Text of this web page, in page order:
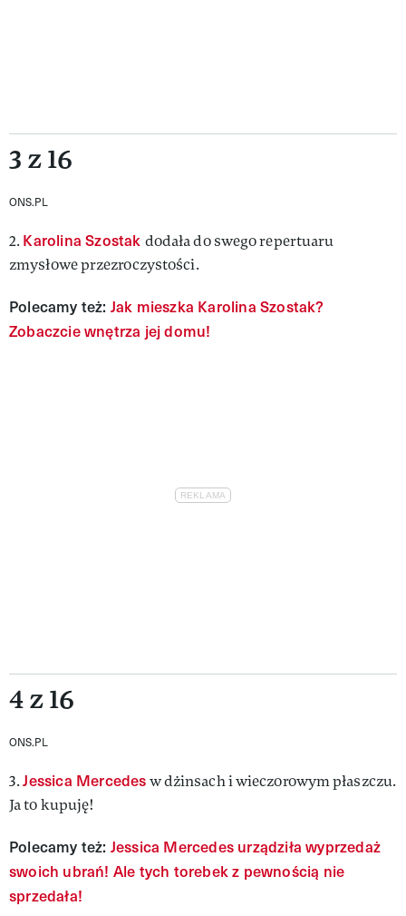
3 z 16
ONS.PL
2. Karolina Szostak dodała do swego repertuaru
zmysłowe przezroczystości.
Polecamy też: Jak mieszka Karolina Szostak?
Zobaczcie wnętrza jej domu!
4 z 16
ONS.PL
3.Jessica Mercedesw dżinsach i wieczorowym płaszczu.
Ja to kupuję!
Polecamy też: Jessica Mercedes urządziła wyprzedaż
swoich ubrań! Ale tych torebek z pewnością nie
sprzedała!